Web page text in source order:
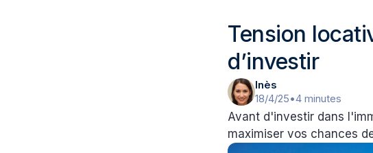
Tension
d’investir
Inès
18/4/25•4 minutes
Avant d'investir dans
maximiser vos chances